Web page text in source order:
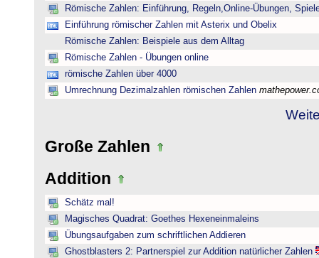
Römische Zahlen: Einführung, Regeln,Online-Übungen,
Einführung römischer Zahlen mit Asterix und Obelix
Römische Zahlen: Beispiele aus dem Alltag
Römische Zahlen - Übungen online
römische Zahlen über 4000
Umrechnung Dezimalzahlen römischen Zahlen
Große Zahlen
Addition
Schätz mal!
Magisches Quadrat: Goethes Hexeneinmaleins
Übungsaufgaben zum schriftlichen Addieren
Ghostblasters 2: Partnerspiel zur Addition natürlicher Zahlen